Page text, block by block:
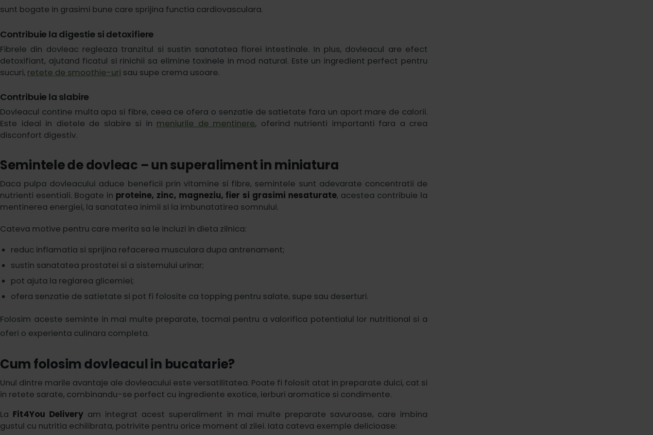
sunt bogate in grasimi bune care sprijina functia cardiovasculara.
Contribuie la digestie si detoxifiere
Fibrele din dovleac regleaza tranzitul si sustin sanatatea florei intestinale. In plus, dovleacul are efect
detoxifiant, ajutand ficatul si rinichii sa elimine toxinele in mod natural. Este un ingredient perfect pentru
sucuri, retete de smoothie-uri sau supe crema usoare.
Contribuie la slabire
Dovleacul contine multa apa si fibre, ceea ce ofera o senzatie de satietate fara un aport mare de calorii.
Este ideal in dietele de slabire si in meniurile de mentinere, oferind nutrienti importanti fara a crea
disconfort digestiv.
Semintele de dovleac – un superaliment in miniatura
Daca pulpa dovleacului aduce beneficii prin vitamine si fibre, semintele sunt adevarate concentratii de
nutrienti esentiali. Bogate in proteine, zinc, magneziu, fier si grasimi nesaturate, acestea contribuie la
mentinerea energiei, la sanatatea inimii si la imbunatatirea somnului.
Cateva motive pentru care merita sa le incluzi in dieta zilnica:
reduc inflamatia si sprijina refacerea musculara dupa antrenament;
sustin sanatatea prostatei si a sistemului urinar;
pot ajuta la reglarea glicemiei;
ofera senzatie de satietate si pot fi folosite ca topping pentru salate, supe sau deserturi.
Folosim aceste seminte in mai multe preparate, tocmai pentru a valorifica potentialul lor nutritional si a
oferi o experienta culinara completa.
Cum folosim dovleacul in bucatarie?
Unul dintre marile avantaje ale dovleacului este versatilitatea. Poate fi folosit atat in preparate dulci, cat si
in retete sarate, combinandu-se perfect cu ingrediente exotice, ierburi aromatice si condimente.
La Fit4You Delivery am integrat acest superaliment in mai multe preparate savuroase, care imbina
gustul cu nutritia echilibrata, potrivite pentru orice moment al zilei. Iata cateva exemple delicioase: